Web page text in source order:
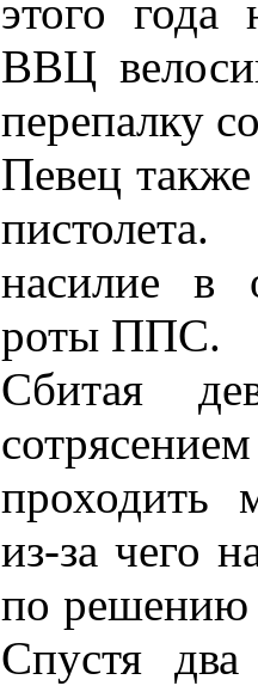
этого
ВВЦ
перепалку
Певец
насилие в
роты ППС.
Сбитая
проходить
из-за чего
по решению
Спустя